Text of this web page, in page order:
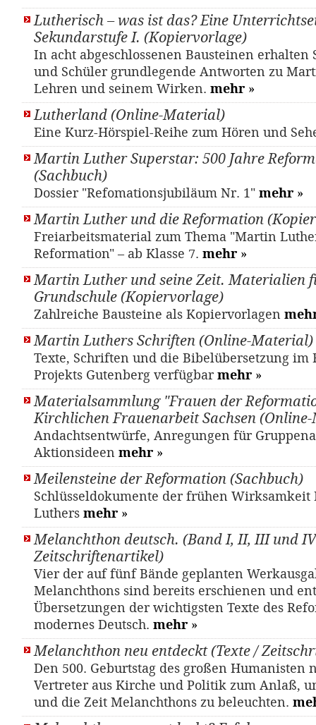
Lutherisch – was ist das? Eine
Sekundarstufe I. (Kopiervorlage)
In acht abgeschlossenen Bausteinen erhalten
und Schüler grundlegende Antworten zu
Lehren und seinem Wirken. mehr »
Lutherland (Online-Material)
Eine Kurz-Hörspiel-Reihe zum Hören und
Martin Luther Superstar: 500 Jahre
(Sachbuch)
Dossier "Refomationsjubiläum Nr. 1" mehr »
Martin Luther und die Reformation
Freiarbeitsmaterial zum Thema "Martin
Reformation" – ab Klasse 7. mehr »
Martin Luther und seine Zeit. Materialien
Grundschule (Kopiervorlage)
Zahlreiche Bausteine als Kopiervorlagen
Martin Luthers Schriften (Online-Material)
Texte, Schriften und die Bibelübersetzung im
Projekts Gutenberg verfügbarmehr »
Materialsammlung "Frauen der
Kirchlichen Frauenarbeit Sachsen
Andachtsentwürfe, Anregungen für
Aktionsideen mehr »
Meilensteine der Reformation (Sachbuch)
Schlüsseldokumente der frühen
Luthers mehr »
Melanchthon deutsch. (Band I, II, III und
Zeitschriftenartikel)
Vier der auf fünf Bände geplanten
Melanchthons sind bereits erschienen und
Übersetzungen der wichtigsten Texte des
modernes Deutsch. mehr »
Melanchthon neu entdeckt (Texte /
Den 500. Geburtstag des großen Humanisten
Vertreter aus Kirche und Politik zum Anlaß,
und die Zeit Melanchthons zu beleuchten.